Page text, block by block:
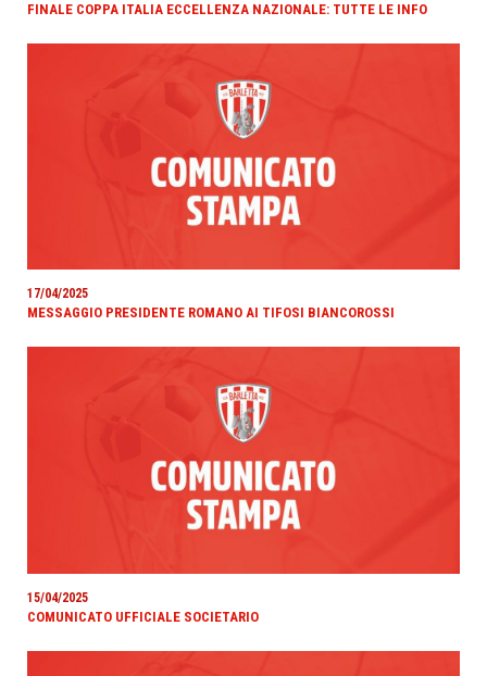
FINALE COPPA ITALIA ECCELLENZA NAZIONALE: TUTTE LE INFO
17/04/2025
MESSAGGIO PRESIDENTE ROMANO AI TIFOSI BIANCOROSSI
15/04/2025
COMUNICATO UFFICIALE SOCIETARIO